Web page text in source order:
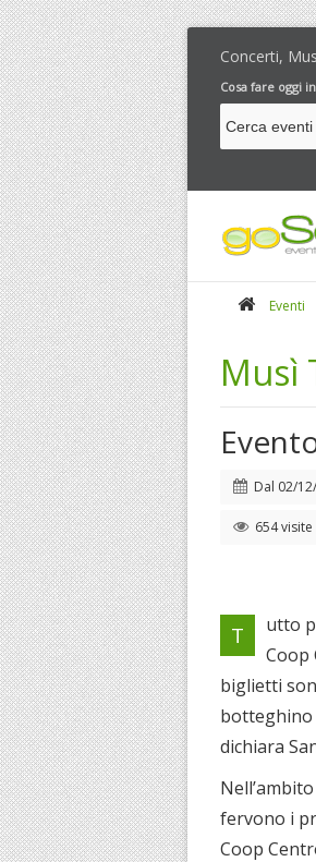
Concerti,
Cosa fare oggi
Eventi
Musì
Dal 02/
654 visite
T
utto
Coop
biglietti
botteghino
dichiara
fervono i
Coop